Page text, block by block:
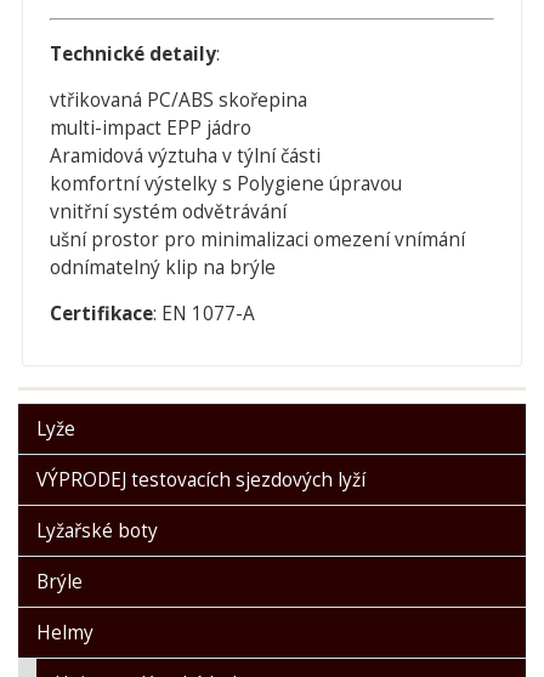
Technické detaily:
vtřikovaná PC/ABS skořepina
multi-impact EPP jádro
Aramidová výztuha v týlní části
komfortní výstelky s Polygiene úpravou
vnitřní systém odvětrávání
ušní prostor pro minimalizaci omezení vnímání
odnímatelný klip na brýle
Certifikace: EN 1077-A
Lyže
VÝPRODEJ testovacích sjezdových lyží
Lyžařské boty
Brýle
Helmy